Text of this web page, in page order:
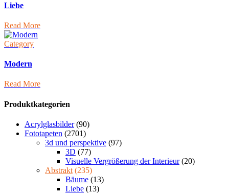
Liebe
Read More
Category
Modern
Read More
Produktkategorien
Acrylglasbilder (90)
Fototapeten (2701)
3d und perspektive (97)
3D (77)
Visuelle Vergrößerung der Interieur (20)
Abstrakt (235)
Bäume (13)
Liebe (13)